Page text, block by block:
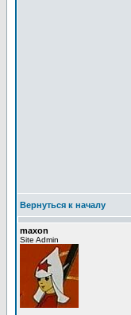
Вернуться к началу
maxon
Site Admin